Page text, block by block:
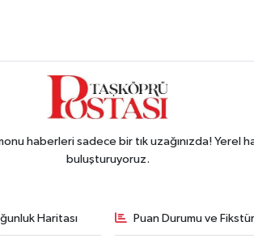
haberleri sadece bir tık uzağınızda!
buluşturuyoruz.
Haritası Puan Durumu ve Fikstür